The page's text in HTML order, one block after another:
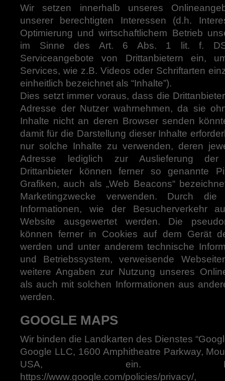
Wir setzen innerhalb unseres
unserer berechtigten Interessen (d.h.
Optimierung und wirtschaftlichem Betrieb
im Sinne des Art. 6 Abs. 1 lit. f.
Serviceangebote von Drittanbietern ein,
Services, wie z.B. Videos oder Schriftarten
einheitlich bezeichnet als “Inhalte”).
Dies setzt immer voraus, dass die
Adresse der Nutzer wahrnehmen, da sie
Inhalte nicht an deren Browser senden
damit für die Darstellung dieser Inhalte
nur solche Inhalte zu verwenden, deren
Adresse lediglich zur Auslieferung der
Drittanbieter können ferner so genannte
Grafiken, auch als „Web Beacons“
Marketingzwecke verwenden. Durch die
Informationen, wie der Besucherverkehr
Website ausgewertet werden. Die
können ferner in Cookies auf dem Gerät
werden und unter anderem technische
und Betriebssystem, verweisende
weitere Angaben zur Nutzung unseres
als auch mit solchen Informationen aus
werden.
GOOGLE MAPS
Wir binden die Landkarten des Dienstes
Google LLC, 1600 Amphitheatre Parkway,
USA, ein.
https://www.google.com/policies/